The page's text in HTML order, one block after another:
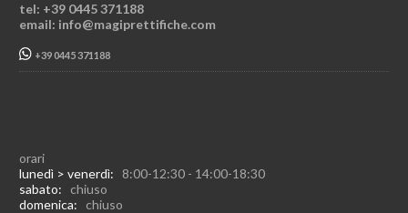
tel: +39 0445 371188
email: info@magiprettifiche.com
+39 0445 371188
orari
lunedì > venerdì: 8:00-12:30 - 14:00-18:30
sabato: chiuso
domenica: chiuso